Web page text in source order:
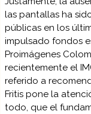
las pantallas ha
públicas en los
impulsado fondos
Proimágenes
recientemente el
referido a
Fritis pone la
todo, que el